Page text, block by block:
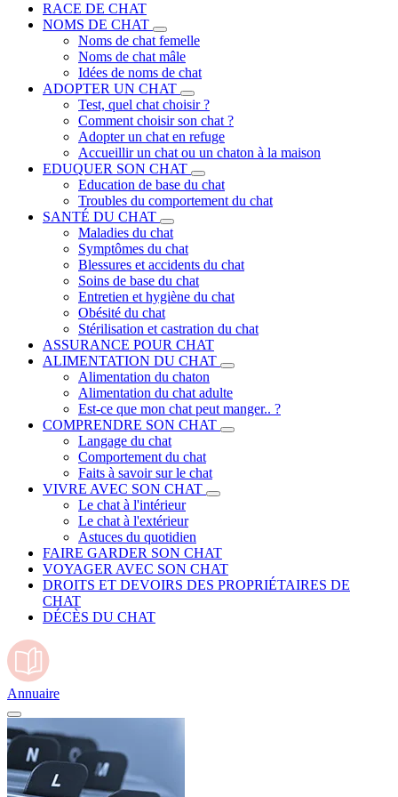
RACE DE CHAT
NOMS DE CHAT
Noms de chat femelle
Noms de chat mâle
Idées de noms de chat
ADOPTER UN CHAT
Test, quel chat choisir ?
Comment choisir son chat ?
Adopter un chat en refuge
Accueillir un chat ou un chaton à la maison
EDUQUER SON CHAT
Education de base du chat
Troubles du comportement du chat
SANTÉ DU CHAT
Maladies du chat
Symptômes du chat
Blessures et accidents du chat
Soins de base du chat
Entretien et hygiène du chat
Obésité du chat
Stérilisation et castration du chat
ASSURANCE POUR CHAT
ALIMENTATION DU CHAT
Alimentation du chaton
Alimentation du chat adulte
Est-ce que mon chat peut manger.. ?
COMPRENDRE SON CHAT
Langage du chat
Comportement du chat
Faits à savoir sur le chat
VIVRE AVEC SON CHAT
Le chat à l'intérieur
Le chat à l'extérieur
Astuces du quotidien
FAIRE GARDER SON CHAT
VOYAGER AVEC SON CHAT
DROITS ET DEVOIRS DES PROPRIÉTAIRES DE
CHAT
DÉCÈS DU CHAT
Annuaire